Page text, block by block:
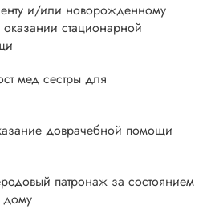
и/или новорожденному
стационарной
мед сестры для
доврачебной помощи
патронаж за состоянием